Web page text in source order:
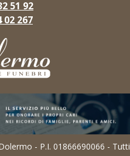
51 92
02 267
- P.I. 01866690066 - Tutti